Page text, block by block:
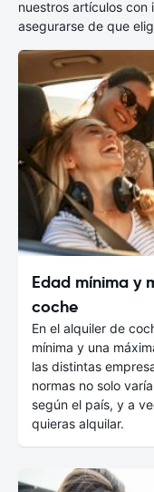
nuestros artículos con
asegurarse de que
Edad mínima y
coche
En el alquiler de
mínima y una
las distintas
normas no solo
según el país, y a
quieras alquilar.